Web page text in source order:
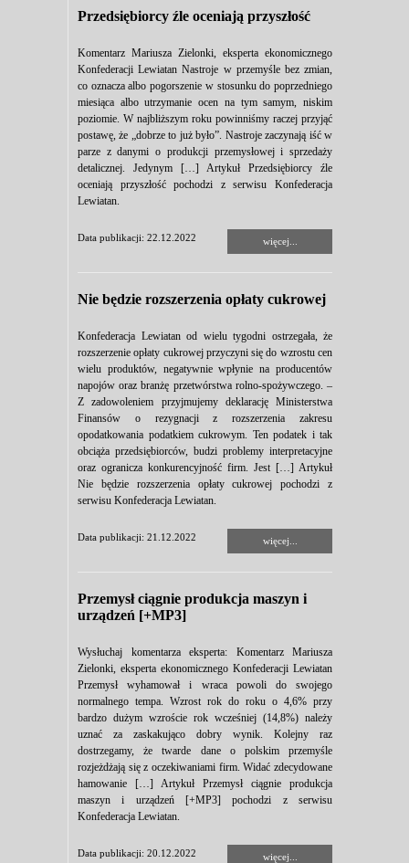
Przedsiębiorcy źle oceniają przyszłość
Komentarz Mariusza Zielonki, eksperta ekonomicznego
Konfederacji Lewiatan Nastroje w przemyśle bez zmian,
co oznacza albo pogorszenie w stosunku do poprzedniego
miesiąca albo utrzymanie ocen na tym samym, niskim
poziomie. W najbliższym roku powinniśmy raczej przyjąć
postawę, że „dobrze to już było”. Nastroje zaczynają iść w
parze z danymi o produkcji przemysłowej i sprzedaży
detalicznej. Jedynym […] Artykuł Przedsiębiorcy źle
oceniają przyszłość pochodzi z serwisu Konfederacja
Lewiatan.
Data publikacji: 22.12.2022 więcej...
Nie będzie rozszerzenia opłaty cukrowej
Konfederacja Lewiatan od wielu tygodni ostrzegała, że
rozszerzenie opłaty cukrowej przyczyni się do wzrostu cen
wielu produktów, negatywnie wpłynie na producentów
napojów oraz branżę przetwórstwa rolno-spożywczego. –
Z zadowoleniem przyjmujemy deklarację Ministerstwa
Finansów o rezygnacji z rozszerzenia zakresu
opodatkowania podatkiem cukrowym. Ten podatek i tak
obciąża przedsiębiorców, budzi problemy interpretacyjne
oraz ogranicza konkurencyjność firm. ­­Jest […] Artykuł
Nie będzie rozszerzenia opłaty cukrowej pochodzi z
serwisu Konfederacja Lewiatan.
Data publikacji: 21.12.2022 więcej...
Przemysł ciągnie produkcja maszyn i
urządzeń [+MP3]
Wysłuchaj komentarza eksperta: Komentarz Mariusza
Zielonki, eksperta ekonomicznego Konfederacji Lewiatan
Przemysł wyhamował i wraca powoli do swojego
normalnego tempa. Wzrost rok do roku o 4,6% przy
bardzo dużym wzroście rok wcześniej (14,8%) należy
uznać za zaskakująco dobry wynik. Kolejny raz
dostrzegamy, że twarde dane o polskim przemyśle
rozjeżdżają się z oczekiwaniami firm. Widać zdecydowane
hamowanie […] Artykuł Przemysł ciągnie produkcja
maszyn i urządzeń [+MP3] pochodzi z serwisu
Konfederacja Lewiatan.
Data publikacji: 20.12.2022 więcej...